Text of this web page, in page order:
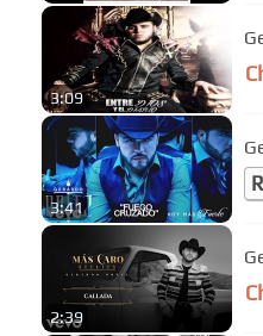
3:09
3:41
2:39